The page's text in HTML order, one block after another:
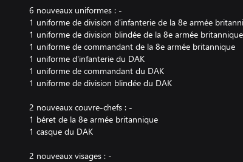
6 nouveaux uniformes : -
1 uniforme de division d'infanterie de la 8e armée
1 uniforme de division blindée de la 8e armée britannique
1 uniforme de commandant de la 8e armée britannique
1 uniforme d'infanterie du DAK
1 uniforme de commandant du DAK
1 uniforme de division blindée du DAK
2 nouveaux couvre-chefs : -
1 béret de la 8e armée britannique
1 casque du DAK
2 nouveaux visages : -